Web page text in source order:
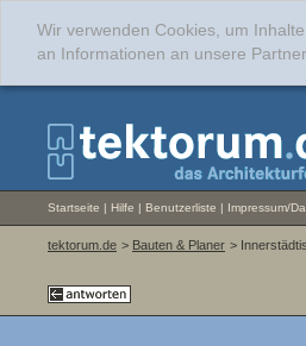
Wir verwenden Cookies, um
an Informationen an unsere
Startseite | Hilfe | Benutzerliste | Impressum/
tektorum.de > Bauten & Planer >